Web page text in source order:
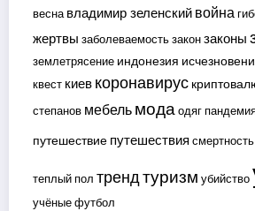
весна владимир зеленскийвойна
жертвы заболеваемостьзаконзаконы
землетрясение индонезия
квест киевкоронавирус
степанов мебельмодаодяг
путешествие путешествия смертность
теплый пол трендтуризм убийство
учёныефутбол